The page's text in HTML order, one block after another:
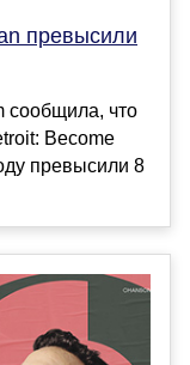
превысили
сообщила, что
Become
превысили 8